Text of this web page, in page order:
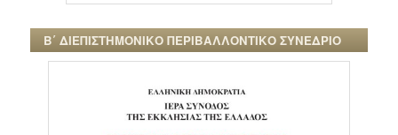
Β΄ ΔΙΕΠΙΣΤΗΜΟΝΙΚΟ ΠΕΡΙΒΑΛΛΟΝΤΙΚΟ ΣΥΝΕΔΡΙΟ